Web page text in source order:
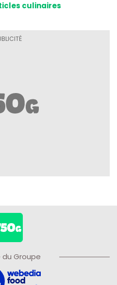
culinaires
du Groupe